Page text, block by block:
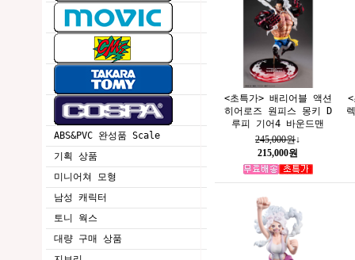
ABS&PVC 완성품 Scale
기획 상품
미니어쳐 모형
남성 캐릭터
토니 웍스
대량 구매 상품
<초특가> 배리어블 액션
히어로즈 원피스 몽키 D
루피 기어4 바운드맨
245,000원↓
215,000원